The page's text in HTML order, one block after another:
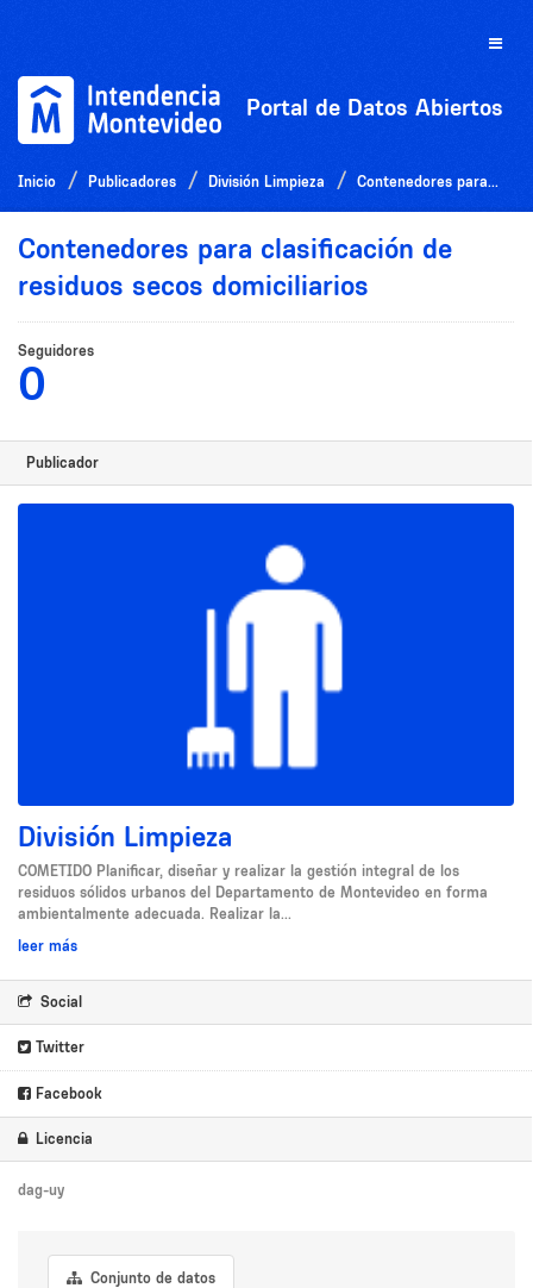
Toggle
Portal de Datos Abiertos
Inicio Publicadores División Limpieza Contenedores para...
Contenedores para clasificación de
residuos secos domiciliarios
Seguidores
0
Publicador
División Limpieza
COMETIDO Planificar, diseñar y realizar la gestión integral de los
residuos sólidos urbanos del Departamento de Montevideo en forma
ambientalmente adecuada. Realizar la...
leer más
Social
Twitter
Facebook
Licencia
dag-uy
Conjunto de datos